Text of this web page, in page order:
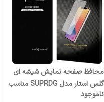
محافظ صفحه نمایش شیشه ای
گلس استار مدل SUPRDG مناسب
برای گوشی موبایل شیائومی
ناموجود